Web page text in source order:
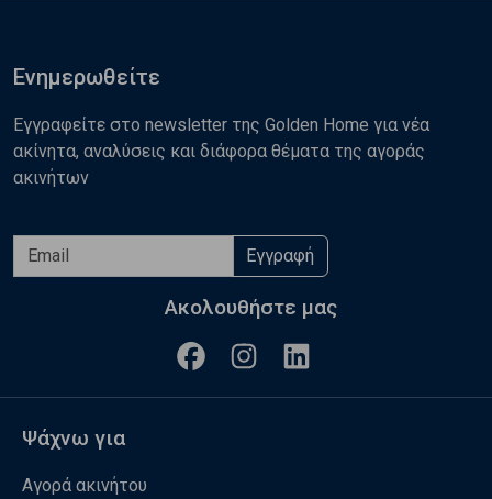
Ενημερωθείτε
Εγγραφείτε στο newsletter της Golden Home για νέα
ακίνητα, αναλύσεις και διάφορα θέματα της αγοράς
ακινήτων
Εγγραφή
Ακολουθήστε μας
Ψάχνω για
Αγορά ακινήτου